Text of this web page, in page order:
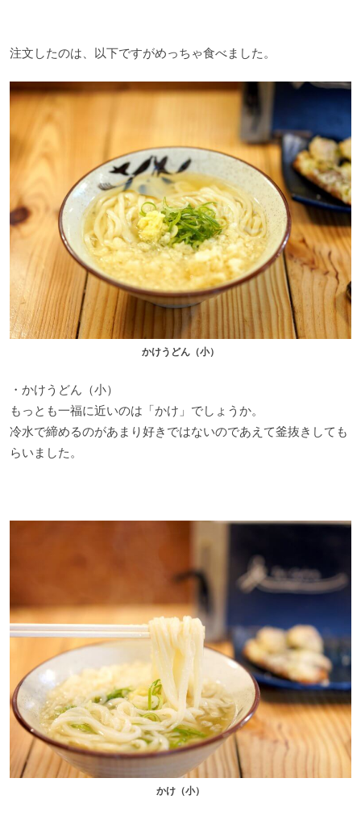
注文したのは、以下ですがめっちゃ食べました。
かけうどん（小）
・かけうどん（小）
もっとも一福に近いのは「かけ」でしょうか。
冷水で締めるのがあまり好きではないのであえて釜抜きしても
らいました。
かけ（小）